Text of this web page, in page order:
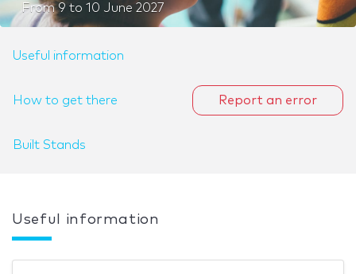
From9 to 10 June 2027
Useful information
How to get there
Built Stands
Report an error
Useful information